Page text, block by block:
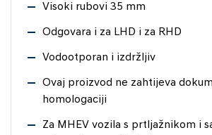
Visoki rubovi 35 mm
Odgovara i za LHD i za RHD
Vodootporan i izdržljiv
Ovaj proizvod ne zahtijeva
homologaciji
Za MHEV vozila s prtljažnikom i